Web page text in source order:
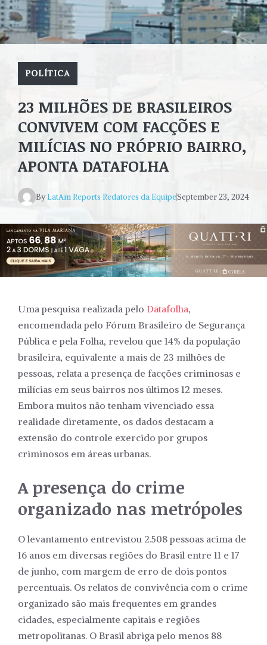
POLÍTICA
23 MILHÕES DE BRASILEIROS
CONVIVEM COM FACÇÕES E
MILÍCIAS NO PRÓPRIO BAIRRO,
APONTA DATAFOLHA
ByLatAm Reports Redatores da EquipeSeptember 23, 2024
Uma pesquisa realizada pelo Datafolha,
encomendada pelo Fórum Brasileiro de Segurança
Pública e pela Folha, revelou que 14% da população
brasileira, equivalente a mais de 23 milhões de
pessoas, relata a presença de facções criminosas e
milícias em seus bairros nos últimos 12 meses.
Embora muitos não tenham vivenciado essa
realidade diretamente, os dados destacam a
extensão do controle exercido por grupos
criminosos em áreas urbanas.
A presença do crime
organizado nas metrópoles
O levantamento entrevistou 2.508 pessoas acima de
16 anos em diversas regiões do Brasil entre 11 e 17
de junho, com margem de erro de dois pontos
percentuais. Os relatos de convivência com o crime
organizado são mais frequentes em grandes
cidades, especialmente capitais e regiões
metropolitanas. O Brasil abriga pelo menos 88